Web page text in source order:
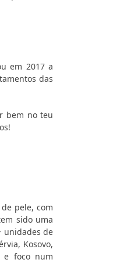
em 2017 a
das
bem no teu
pele, com
sido uma
unidades de
Kosovo,
e foco num